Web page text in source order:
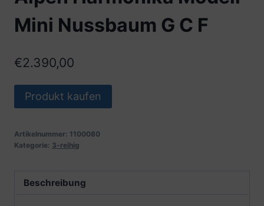
Mini Nussbaum G C F
€2.390,00
Produkt kaufen
Artikelnummer: 1100080
Kategorie: 3-reihig
Beschreibung